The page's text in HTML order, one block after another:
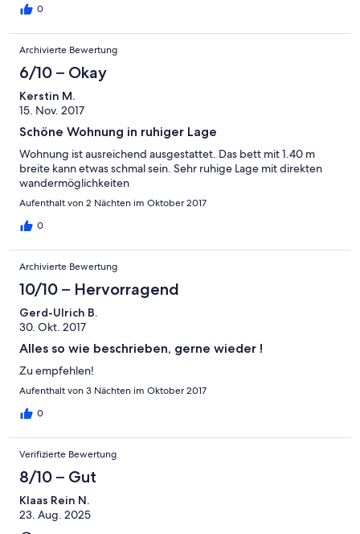
0
Archivierte Bewertung
6/10 – Okay
Kerstin M.
15. Nov. 2017
Schöne Wohnung in ruhiger Lage
Wohnung ist ausreichend ausgestattet. Das bett mit 1.40 m
breite kann etwas schmal sein. Sehr ruhige Lage mit direkten
wandermöglichkeiten
Aufenthalt von 2 Nächten im Oktober 2017
0
Archivierte Bewertung
10/10 – Hervorragend
Gerd-Ulrich B.
30. Okt. 2017
Alles so wie beschrieben, gerne wieder !
Zu empfehlen!
Aufenthalt von 3 Nächten im Oktober 2017
0
Verifizierte Bewertung
8/10 – Gut
Klaas Rein N.
23. Aug. 2025